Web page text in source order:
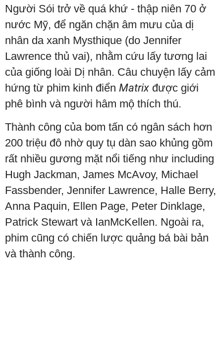
Người Sói trở về quá khứ - thập niên 70 ở
nước Mỹ, để ngăn chặn âm mưu của dị
nhân da xanh Mysthique (do Jennifer
Lawrence thủ vai), nhằm cứu lấy tương lai
của giống loài Dị nhân. Câu chuyện lấy cảm
hứng từ phim kinh điển Matrix được giới
phê bình và người hâm mộ thích thú.
Thành công của bom tấn có ngân sách hơn
200 triệu đô nhờ quy tụ dàn sao khủng gồm
rất nhiều gương mặt nổi tiếng như including
Hugh Jackman, James McAvoy, Michael
Fassbender, Jennifer Lawrence, Halle Berry,
Anna Paquin, Ellen Page, Peter Dinklage,
Patrick Stewart và IanMcKellen. Ngoài ra,
phim cũng có chiến lược quảng bá bài bản
và thành công.